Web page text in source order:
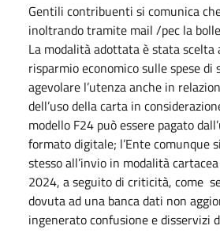
Gentili contribuenti si comunica
inoltrando tramite mail /pec la
La modalità adottata è stata scelta
risparmio economico sulle spese di
agevolare l’utenza anche in
dell’uso della carta in
modello F24 può essere pagato
formato digitale; l’Ente comunque
stesso all’invio in modalità
2024, a seguito di criticità, come
dovuta ad una banca dati non
ingenerato confusione e disservizi